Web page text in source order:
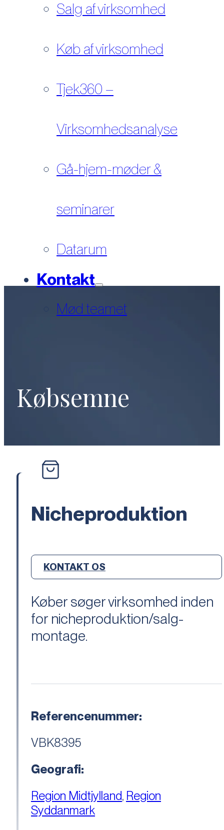
Salg af virksomhed
Køb af virksomhed
Tjek360 –
Virksomhedsanalyse
Gå-hjem-møder &
seminarer
Datarum
Kontakt
Mød teamet
Købsemne
Nicheproduktion
KONTAKT OS
Køber søger virksomhed inden
for nicheproduktion/salg-
montage.
Referencenummer:
VBK8395
Geografi:
Region Midtjylland, Region
Syddanmark